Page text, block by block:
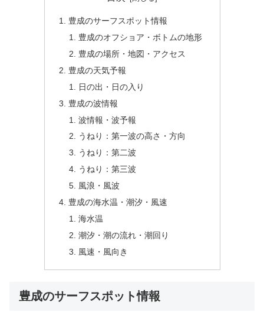
豊成のサーフスポット情報
豊成のオフショア・ボトムの地形
豊成の場所・地図・アクセス
豊成の天気予報
日の出・日の入り
豊成の波情報
波情報・波予報
うねり：第一波の高さ・方向
うねり：第二波
うねり：第三波
風浪・風波
豊成の海水温・潮汐・風速
海水温
潮汐・潮の流れ・潮回り
風速・風向き
豊成のサーフスポット情報